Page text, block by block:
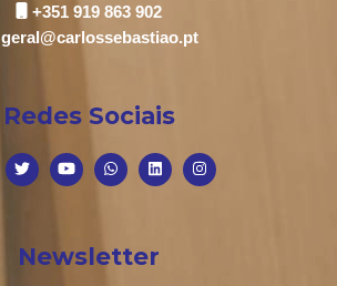
+351 919 863 902
geral@carlossebastiao.pt
Redes Sociais
Newsletter